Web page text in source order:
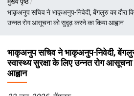
चिन्ह
भाकृअनुप सचिव ने भाकृअनुप-निवेदी, बेंगलुरु का दौरा
उन्नत रोग आसूचना को सुदृढ़ करने का किया आह्वान
भाकृअनुप सचिव ने भाकृअनुप-निवेदी,
स्वास्थ्य सुरक्षा के लिए उन्नत रोग
आह्वान